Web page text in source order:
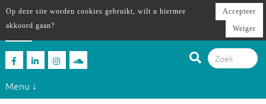
Menu ↓
Op deze site worden cookies gebruikt, wilt u hiermee
akkoord gaan?
Accepteer
Weiger